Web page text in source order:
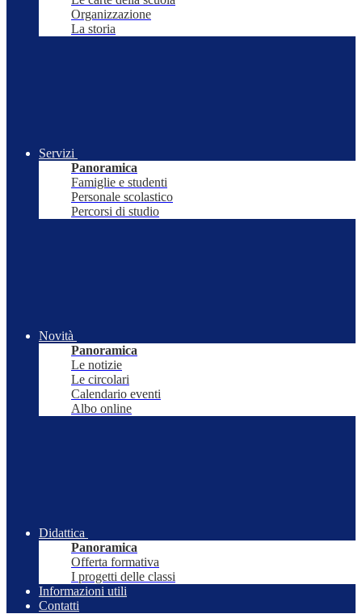
Organizzazione
La storia
Servizi
Panoramica
Famiglie e studenti
Personale scolastico
Percorsi di studio
Novità
Panoramica
Le notizie
Le circolari
Calendario eventi
Albo online
Didattica
Panoramica
Offerta formativa
I progetti delle classi
Informazioni utili
Contatti